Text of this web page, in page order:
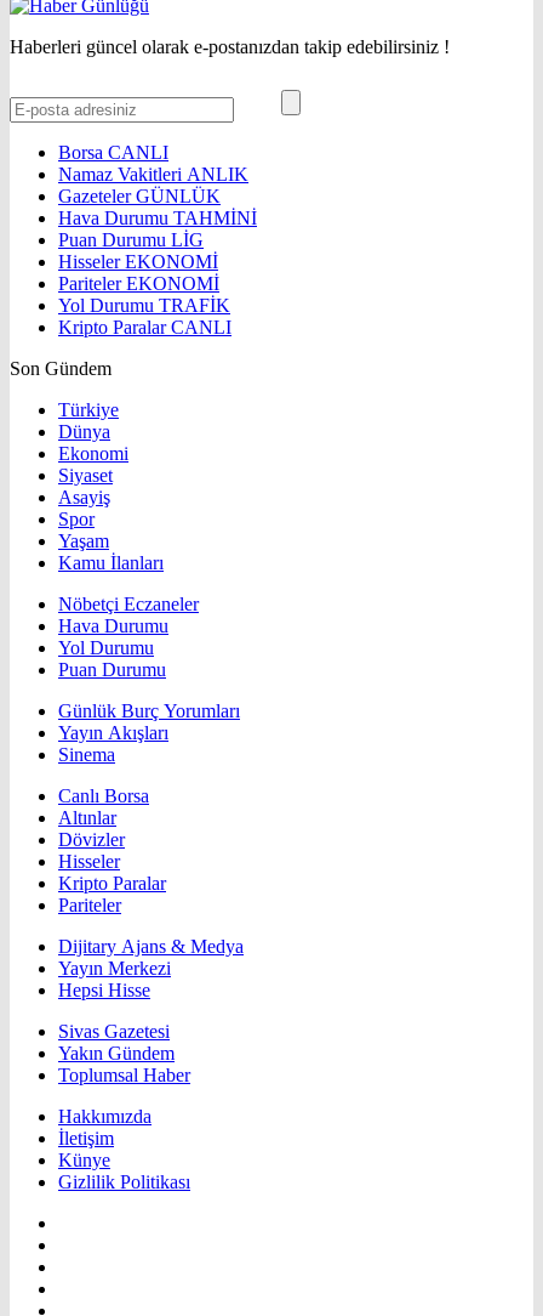
Haberleri güncel olarak e-postanızdan takip edebilirsiniz !
Borsa CANLI
Namaz Vakitleri ANLIK
GazetelerGÜNLÜK
Hava Durumu TAHMİNİ
Puan Durumu LİG
HisselerEKONOMİ
ParitelerEKONOMİ
Yol Durumu TRAFİK
Kripto ParalarCANLI
Son Gündem
Türkiye
Dünya
Ekonomi
Siyaset
Asayiş
Spor
Yaşam
Kamu İlanları
Nöbetçi Eczaneler
Hava Durumu
Yol Durumu
Puan Durumu
Günlük Burç Yorumları
Yayın Akışları
Sinema
Canlı Borsa
Altınlar
Dövizler
Hisseler
Kripto Paralar
Pariteler
Dijitary Ajans & Medya
Yayın Merkezi
Hepsi Hisse
Sivas Gazetesi
Yakın Gündem
Toplumsal Haber
Hakkımızda
İletişim
Künye
Gizlilik Politikası